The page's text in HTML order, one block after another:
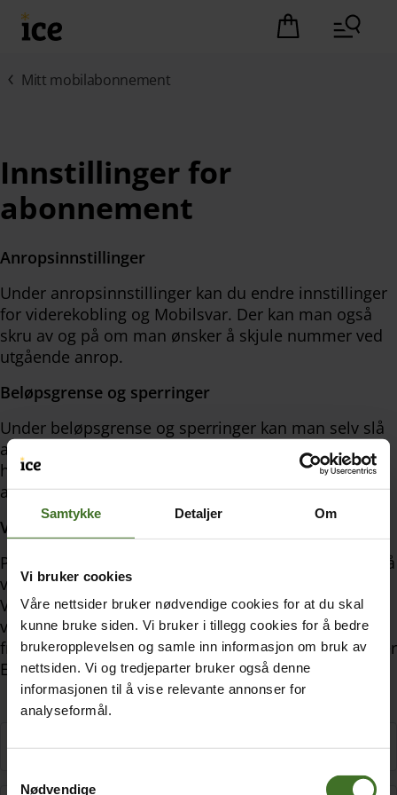
Samtykke Detaljer Om
Vi bruker cookies
Våre nettsider bruker nødvendige cookies for at du skal
kunne bruke siden. Vi bruker i tillegg cookies for å bedre
brukeropplevelsen og samle inn informasjon om bruk av
nettsiden. Vi og tredjeparter bruker også denne
informasjonen til å vise relevante annonser for
analyseformål.
Nødvendige
Hopp til hovedinnhold (Trykk Enter)
Det er ingen
Mitt mobilabonnement
Innstillinger for
abonnement
Anropsinnstillinger
Under anropsinnstillinger kan du endre innstillinger
for viderekobling og Mobilsvar. Der kan man også
skru av og på om man ønsker å skjule nummer ved
utgående anrop.
Beløpsgrense og sperringer
Under beløpsgrense og sperringer kan man selv slå
av og på muligheten for forskjellige typer trafikk. Du
har da full kontroll over kostnadene for bruk av dine
abonnement.
Visning i katalogtjenester
På siden for abonnementsinnstillinger kan man også
velge om nummer skal vises i katalogtjenestene.
Valget ligger under punktet Annet. Her kan du også
velge hva av informasjon som skal komme
frem i katalogtjenestene. Valget finner du også under
Endre bruker på abonnementssiden.
Viderekobling